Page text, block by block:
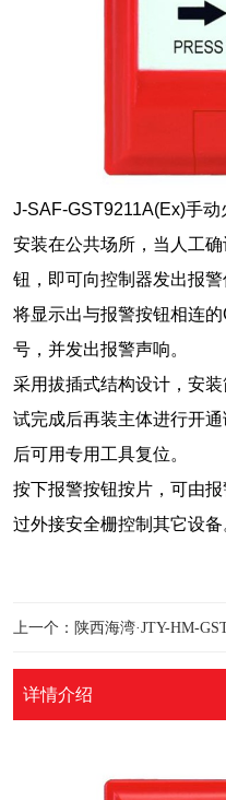
J-SAF-GST9211A(Ex)手
安装在公共场所，当人工
钮，即可向控制器发出报
将显示出与报警按钮相连
号，并发出报警声响。
采用拔插式结构设计，安
试完成后再装主体进行开
后可用专用工具复位。
按下报警按钮按片，可由
过外接安全栅控制其它设备
详情介绍